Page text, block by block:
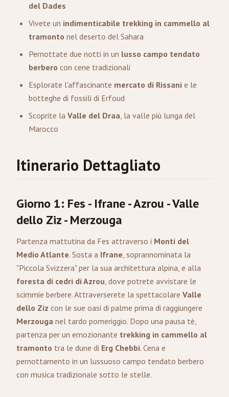
del Dades
Vivete un indimenticabile trekking in cammello al
tramonto nel deserto del Sahara
Pernottate due notti in un lusso campo tendato
berbero con cene tradizionali
Esplorate l'affascinante mercato di Rissani e le
botteghe di fossili di Erfoud
Scoprite la Valle del Draa, la valle più lunga del
Marocco
Itinerario Dettagliato
Giorno 1: Fes - Ifrane - Azrou - Valle
dello Ziz - Merzouga
Partenza mattutina da Fes attraverso i Monti del
Medio Atlante. Sosta a Ifrane, soprannominata la
"Piccola Svizzera" per la sua architettura alpina, e alla
foresta di cedri di Azrou, dove potrete avvistare le
scimmie berbere. Attraverserete la spettacolare Valle
dello Ziz con le sue oasi di palme prima di raggiungere
Merzouga nel tardo pomeriggio. Dopo una pausa tè,
partenza per un emozionante trekking in cammello al
tramonto tra le dune di Erg Chebbi. Cena e
pernottamento in un lussuoso campo tendato berbero
con musica tradizionale sotto le stelle.